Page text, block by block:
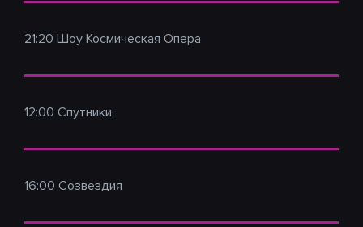
21:20 Шоу Космическая Опера
12:00 Спутники
16:00 Созвездия